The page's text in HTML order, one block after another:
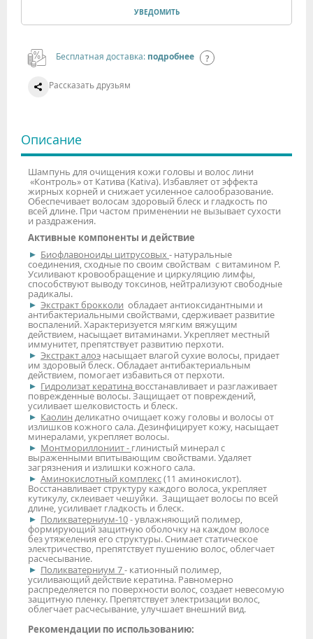
УВЕДОМИТЬ
Бесплатная доставка: подробнее
Рассказать друзьям
Описание
Шампунь для очищения кожи головы и волос лини
«Контроль» от Катива (Kativa). Избавляет от эффекта
жирных корней и снижает усиленное салообразование.
Обеспечивает волосам здоровый блеск и гладкость по
всей длине. При частом применении не вызывает сухости
и раздражения.
Активные компоненты и действие
Биофлавоноиды цитрусовых- натуральные
соединения, сходные по своим свойствам с витамином Р.
Усиливают кровообращение и циркуляцию лимфы,
способствуют выводу токсинов, нейтрализуют свободные
радикалы.
Экстракт брокколи обладает антиоксидантными и
антибактериальными свойствами, сдерживает развитие
воспалений. Характеризуется мягким вяжущим
действием, насыщает витаминами. Укрепляет местный
иммунитет, препятствует развитию перхоти.
Экстракт алоэ насыщает влагой сухие волосы, придает
им здоровый блеск. Обладает антибактериальным
действием, помогает избавиться от перхоти.
Гидролизат кератина восстанавливает и разглаживает
поврежденные волосы. Защищает от повреждений,
усиливает шелковистость и блеск.
Каолин деликатно очищает кожу головы и волосы от
излишков кожного сала. Дезинфицирует кожу, насыщает
минералами, укрепляет волосы.
Монтмориллониит - глинистый минерал с
выраженными впитывающим свойствами. Удаляет
загрязнения и излишки кожного сала.
Аминокислотный комплекс(11 аминокислот).
Восстанавливает структуру каждого волоса, укрепляет
кутикулу, склеивает чешуйки. Защищает волосы по всей
длине, усиливает гладкость и блеск.
Поликватерниум-10- увлажняющий полимер,
формирующий защитную оболочку на каждом волосе
без утяжеления его структуры. Снимает статическое
электричество, препятствует пушению волос, облегчает
расчесывание.
Поликватерниум 7- катионный полимер,
усиливающий действие кератина. Равномерно
распределяется по поверхности волос, создает невесомую
защитную пленку. Препятствует электризации волос,
облегчает расчесывание, улучшает внешний вид.
Рекомендации по использованию: